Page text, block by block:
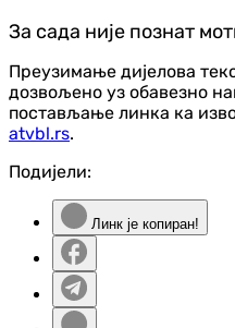
За сада није познат
Преузимање дијелова
дозвољено уз обавезно
постављање линка ка
atvbl.rs.
Подијели:
Линк је копиран!